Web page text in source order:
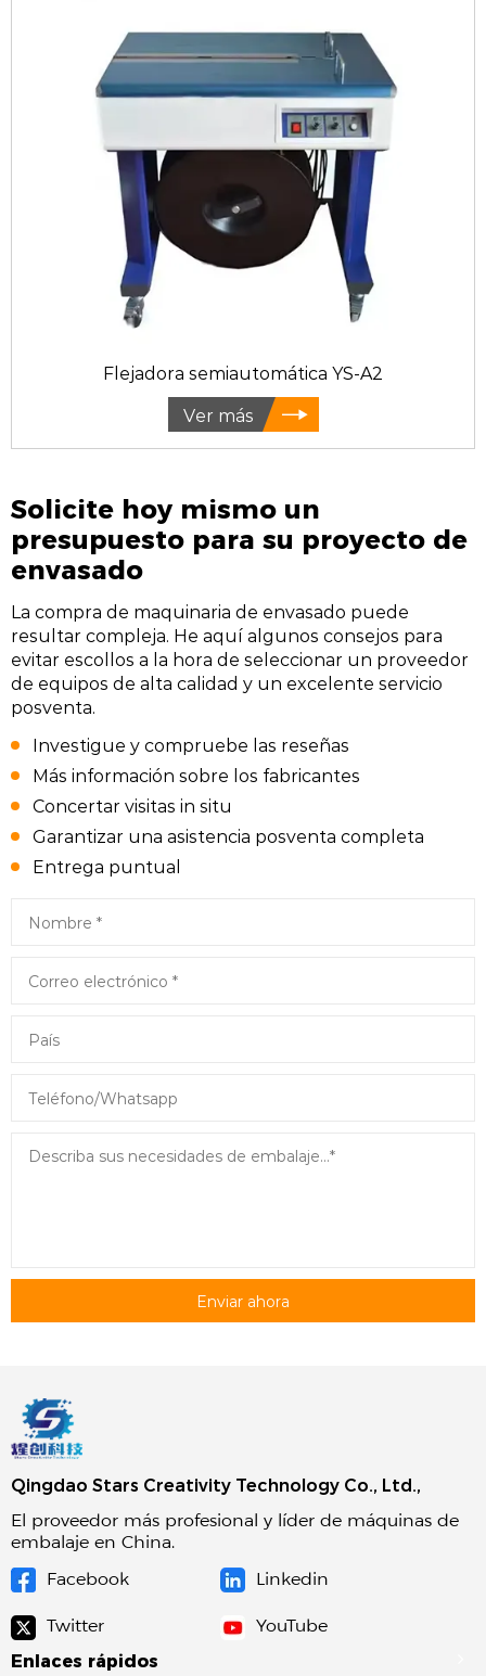
Flejadora semiautomática YS-A2
Ver más
Solicite hoy mismo un
presupuesto para su proyecto de
envasado
La compra de maquinaria de envasado puede
resultar compleja. He aquí algunos consejos para
evitar escollos a la hora de seleccionar un proveedor
de equipos de alta calidad y un excelente servicio
posventa.
Investigue y compruebe las reseñas
Más información sobre los fabricantes
Concertar visitas in situ
Garantizar una asistencia posventa completa
Entrega puntual
Enviar ahora
Qingdao Stars Creativity Technology Co., Ltd.,
El proveedor más profesional y líder de máquinas de
embalaje en China.
Facebook
Linkedin
Twitter
YouTube
Enlaces rápidos